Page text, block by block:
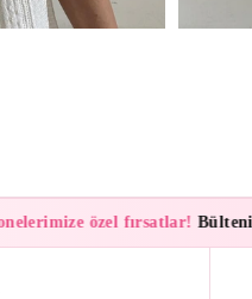
özel fırsatlar!